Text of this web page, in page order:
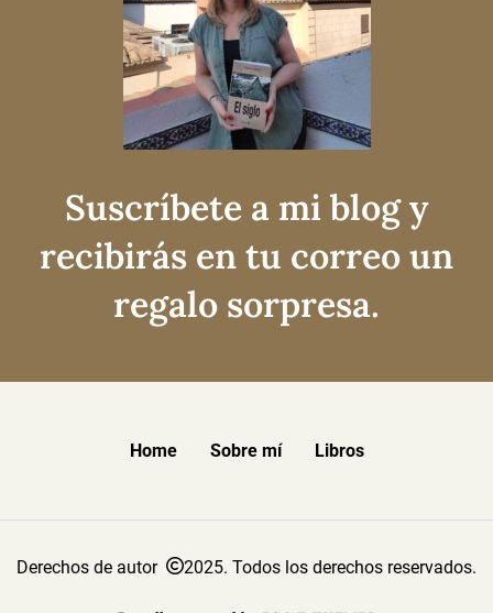
Suscríbete a mi blog y
recibirás en tu correo un
regalo sorpresa.
Home Sobre mí Libros
Derechos de autor 2025. Todos los derechos reservados.